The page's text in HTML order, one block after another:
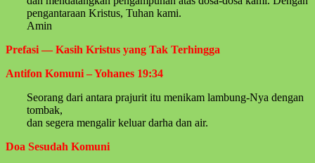
pengantaraan Kristus, Tuhan kami.
Amin
Prefasi — Kasih Kristus yang Tak Terhingga
Antifon Komuni – Yohanes 19:34
Seorang dari antara prajurit itu menikam lambung-Nya dengan
tombak,
dan segera mengalir keluar darha dan air.
Doa Sesudah Komuni